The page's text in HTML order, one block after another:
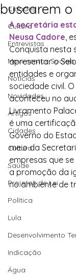
Cidades
Cultura
Entrevistas
Movimentos Sociais
Notícias
Novidades
Artigos
Cidades
Cultura
Saúde
Projetos de Lei
Política
Lula
Desenvolvimento
Indicação
Água
buscarem o
A secretária
Neusa Cadore,
Conquista nesta
apresentar o
entidades e
sociedade civil.
aconteceu no
Livramento
é uma
Governo do
meio da
empresas que
a promoção da
no ambiente de